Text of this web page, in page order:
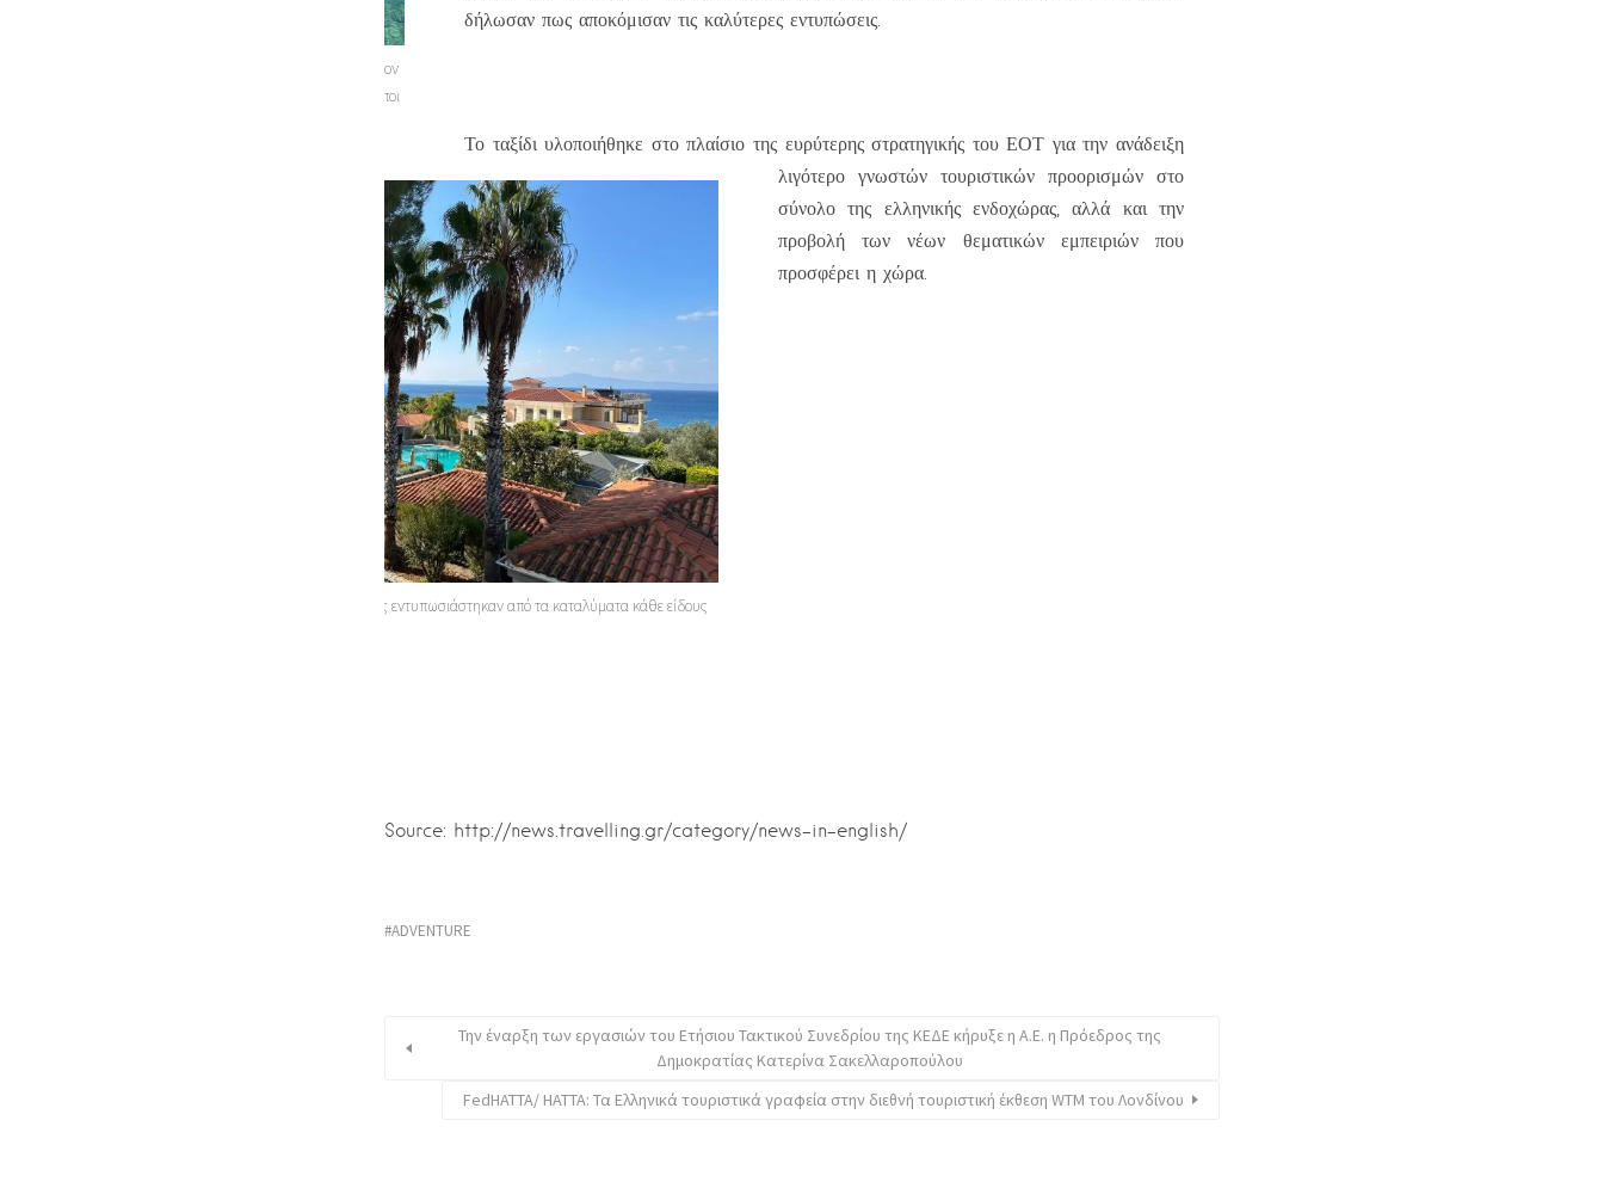
Άποψη του οικισμού στο Λιμένι, τον
οποίο επισκέφθηκαν οι εκπρόσωποι
δήλωσαν πως αποκόμισαν τις καλύτερες εντυπώσεις.
Τα μέλη της σερβικής αποστολής εντυπωσιάστηκαν από τα καταλύματα κάθε είδους
Το ταξίδι υλοποιήθηκε στο πλαίσιο της ευρύτερης στρατηγικής του ΕΟΤ για την ανάδειξη
λιγότερο γνωστών τουριστικών προορισμών στο
σύνολο της ελληνικής ενδοχώρας, αλλά και την
προβολή των νέων θεματικών εμπειριών που
προσφέρει η χώρα.
Source: http://news.travelling.gr/category/news-in-english/
ADVENTURE
Την έναρξη των εργασιών του Ετήσιου Τακτικού Συνεδρίου της ΚΕΔΕ κήρυξε η Α.Ε. η Πρόεδρος της
Δημοκρατίας Κατερίνα Σακελλαροπούλου
FedHATTA/ ΗΑΤΤΑ: Τα Ελληνικά τουριστικά γραφεία στην διεθνή τουριστική έκθεση WTM του Λονδίνου